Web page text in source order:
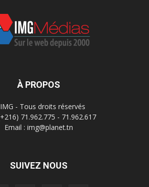
À PROPOS
- Tous droits réservés
71.962.775 - 71.962.617
Email : img@planet.tn
SUIVEZ NOUS